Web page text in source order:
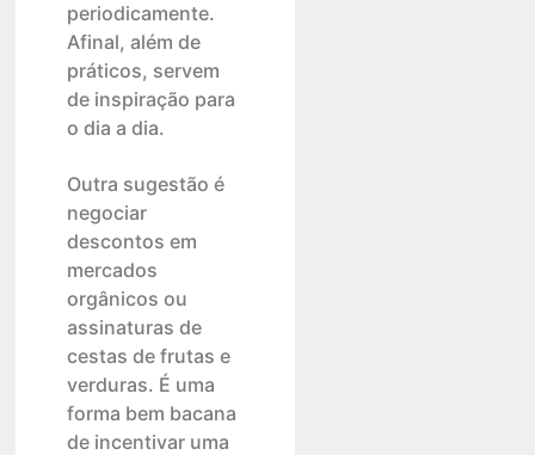
periodicamente.
Afinal, além de
práticos, servem
de inspiração para
o dia a dia.
Outra sugestão é
negociar
descontos em
mercados
orgânicos ou
assinaturas de
cestas de frutas e
verduras. É uma
forma bem bacana
de incentivar uma